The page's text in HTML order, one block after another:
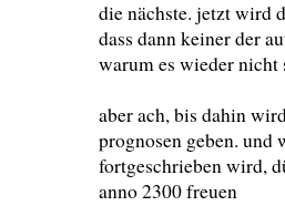
die nächste. jetzt wird
dass dann keiner der
warum es wieder
aber ach, bis dahin
prognosen geben. und
fortgeschrieben wird,
anno 2300 freuen